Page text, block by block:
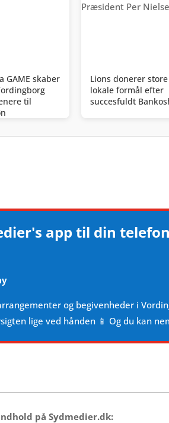
GAME skaber
til
Lions donerer
lokale formål efter
succesfuldt
app til din telefon
og begivenheder i
lige ved hånden 📱 Og du kan
på Sydmedier.dk: